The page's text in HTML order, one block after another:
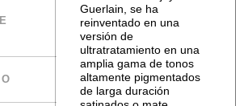
Guerlain, se ha
reinventado en una
versión de
ultratratamiento en una
amplia gama de tonos
altamente pigmentados
de larga duración